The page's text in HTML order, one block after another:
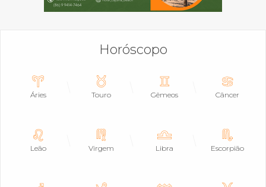
Horóscopo
Áries Touro Gêmeos Câncer
Leão Virgem Libra Escorpião